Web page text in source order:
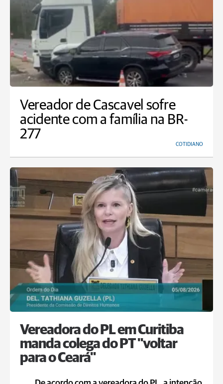
Vereador de Cascavel sofre
acidente com a família na BR-
277
COTIDIANO
Vereadora do PL em Curitiba
manda colega do PT "voltar
para o Ceará"